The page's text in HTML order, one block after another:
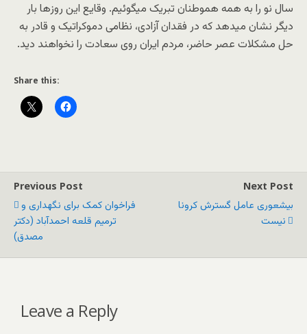
سال نو را به همه هموطنان تبریک میگوئیم. وقایع این روزها بار
دیگر نشان میدهد که در فقدان آزادی، نظامی دموکراتیک و قادر به
حل مشکلات عصر حاضر، مردم ایران روی سعادت را نخواهند دید.
Share this:
Previous Post
فراخوان کمک برای نگهداری و
ترمیم قلعه احمدآباد (دکتر
مصدق)
Next Post
بیشعوری عامل گسترش کرونا
نیست
Leave a Reply